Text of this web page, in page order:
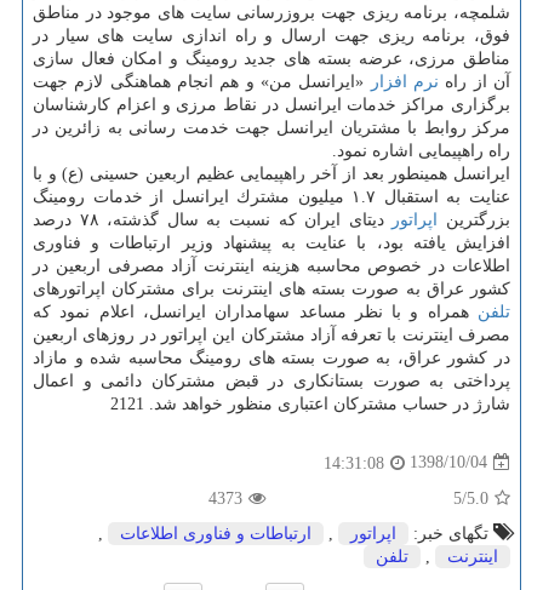
شلمچه، برنامه ریزی جهت بروزرسانی سایت های موجود در مناطق
فوق، برنامه ریزی جهت ارسال و راه اندازی سایت های سیار در
مناطق مرزی، عرضه بسته های جدید رومینگ و امكان فعال سازی
آن از راه نرم افزار
«ایرانسل من» و هم انجام هماهنگی لازم جهت
برگزاری مراكز خدمات ایرانسل در نقاط مرزی و اعزام كارشناسان
مركز روابط با مشتریان ایرانسل جهت خدمت رسانی به زائرین در
راه راهپیمایی اشاره نمود.
ایرانسل همینطور بعد از آخر راهپیمایی عظیم اربعین حسینی (ع) و با
عنایت به استقبال ۱.۷ میلیون مشترك ایرانسل از خدمات رومینگ
بزرگترین اپراتور
دیتای ایران كه نسبت به سال گذشته، ۷۸ درصد
افزایش یافته بود، با عنایت به پیشنهاد وزیر ارتباطات و فناوری
اطلاعات در خصوص محاسبه هزینه اینترنت آزاد مصرفی اربعین در
كشور عراق به صورت بسته های اینترنت برای مشتركان اپراتورهای
تلفن همراه و با نظر مساعد سهامداران ایرانسل، اعلام نمود كه
مصرف اینترنت با تعرفه آزاد مشتركان این اپراتور در روزهای اربعین
در كشور عراق، به صورت بسته های رومینگ محاسبه شده و مازاد
پرداختی به صورت بستانكاری در قبض مشتركان دائمی و اعمال
شارژ در حساب مشتركان اعتباری منظور خواهد شد. 2121
1398/10/04
14:31:08
5.0
/5
4373
تگهای خبر:
اپراتور ارتباطات و فناوری اطلاعات
اینترنت
تلفن